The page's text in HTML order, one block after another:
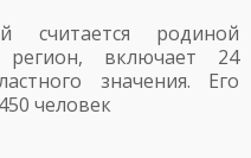
считается родиной
регион, включает 24
значения. Его
человек